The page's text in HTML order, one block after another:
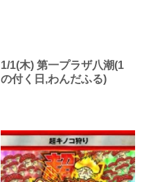
1/1(木) 第一プラザ八潮(1
の付く日,わんだふる)